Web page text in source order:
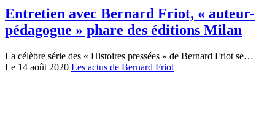
Entretien avec Bernard Friot, « auteur-
pédagogue » phare des éditions Milan
La célèbre série des « Histoires pressées » de Bernard Friot se…
Le 14 août 2020 Les actus de Bernard Friot